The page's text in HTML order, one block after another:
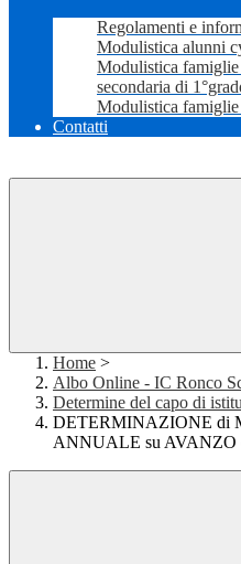
Regolamenti e
Modulistica alunni
Modulistica
secondaria di
Modulistica famiglie
Contatti
Home >
Albo Online - IC Ronco
Determine del capo di
DETERMINAZIONE di
ANNUALE su